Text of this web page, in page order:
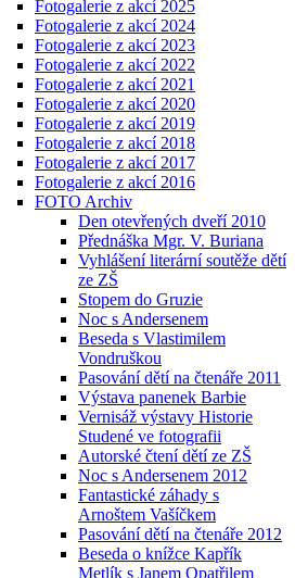
Fotogalerie z akcí 2025
Fotogalerie z akcí 2024
Fotogalerie z akcí 2023
Fotogalerie z akcí 2022
Fotogalerie z akcí 2021
Fotogalerie z akcí 2020
Fotogalerie z akcí 2019
Fotogalerie z akcí 2018
Fotogalerie z akcí 2017
Fotogalerie z akcí 2016
FOTO Archiv
Den otevřených dveří 2010
Přednáška Mgr. V. Buriana
Vyhlášení literární soutěže dětí
ze ZŠ
Stopem do Gruzie
Noc s Andersenem
Beseda s Vlastimilem
Vondruškou
Pasování dětí na čtenáře 2011
Výstava panenek Barbie
Vernisáž výstavy Historie
Studené ve fotografii
Autorské čtení dětí ze ZŠ
Noc s Andersenem 2012
Fantastické záhady s
Arnoštem Vašíčkem
Pasování dětí na čtenáře 2012
Beseda o knížce Kapřík
Metlík s Janem Opatřilem